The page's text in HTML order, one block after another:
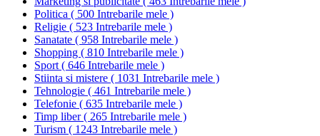
Politica ( 500 Intrebarile mele )
Religie ( 523 Intrebarile mele )
Sanatate ( 958 Intrebarile mele )
Shopping ( 810 Intrebarile mele )
Sport ( 646 Intrebarile mele )
Stiinta si mistere ( 1031 Intrebarile mele )
Tehnologie ( 461 Intrebarile mele )
Telefonie ( 635 Intrebarile mele )
Timp liber( 265 Intrebarile mele )
Turism ( 1243 Intrebarile mele )